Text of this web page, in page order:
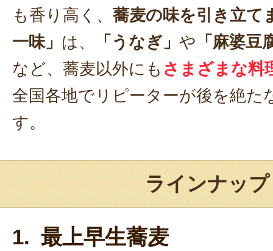
も香り高く、 蕎麦の味を引き立て
一味」 は、 「うなぎ」 や 「麻婆豆
など、蕎麦以外にも さまざまな料
全国各地でリピーターが後を絶た
す。
ラインナップ
1. 最上早生蕎麦